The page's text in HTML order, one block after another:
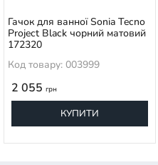
Гачок для ванної Sonia Tecno
Project Black чорний матовий
172320
Код товару: 003999
2 055 грн
КУПИТИ